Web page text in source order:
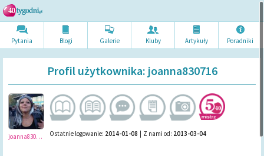
Pytania Blogi Galerie Kluby Artykuły Poradniki
Profil użytkownika: joanna830716
joanna830716 Ostatnie logowanie: 2014-01-08 | Z nami od: 2013-03-04